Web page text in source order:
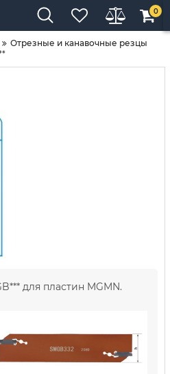
0
Отрезные и канавочные резцы
для пластин MGMN.